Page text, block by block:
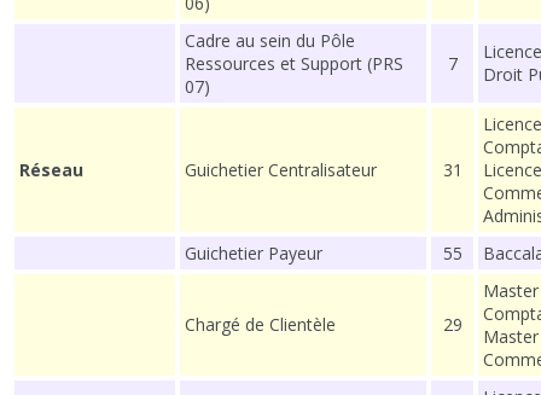
Cadre au sein du Pôle
Ressources et Support (PRS
07)
7
Droit
Réseau Guichetier Centralisateur 31
Guichetier Payeur
55
Chargé de Clientèle 29